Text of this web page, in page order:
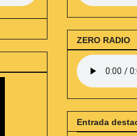
ZERO RADIO
Entrada